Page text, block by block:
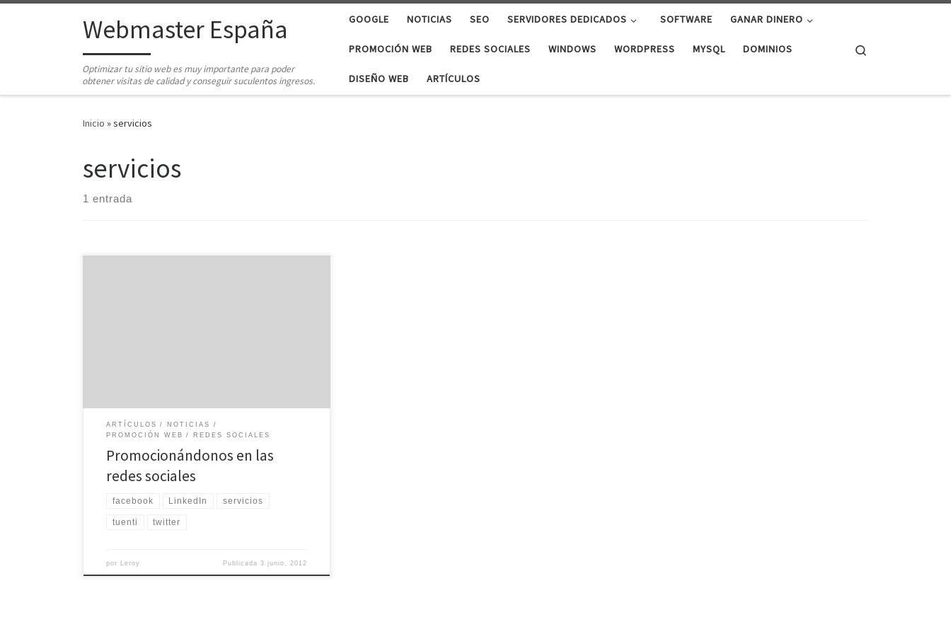
Saltar al contenidoWebmaster España
Optimizar tu sitio web es muy importante para poder
obtener visitas de calidad y conseguir suculentos ingresos.
GOOGLE NOTICIAS SEO SERVIDORES DEDICADOS SOFTWARE GANAR DINERO
PROMOCIÓN WEB REDES SOCIALES WINDOWS WORDPRESS MYSQL DOMINIOS
DISEÑO WEB ARTÍCULOS
Inicio »servicios
servicios
1 entrada
ARTÍCULOS
NOTICIAS
PROMOCIÓN WEB
REDES SOCIALES
Promocionándonos en las
redes sociales
facebook LinkedIn servicios
tuenti twitter
por Leroy Publicada 3 junio, 2012